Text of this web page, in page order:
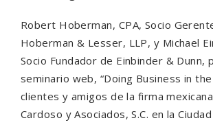
Robert Hoberman, CPA, Socio
Hoberman & Lesser, LLP, y Michael
Socio Fundador de Einbinder & Dunn,
seminario web, “Doing Business in the
clientes y amigos de la firma
Cardoso y Asociados, S.C. en la